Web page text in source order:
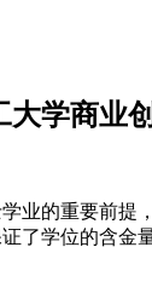
大学商业
业的重要前提
了学位的含金